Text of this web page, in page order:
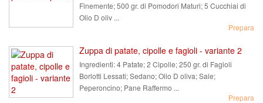
Finemente; 500 gr. di Pomodori Maturi; 5 Cucchiai di
Olio D oliv ...
Prepara
Zuppa di patate, cipolle e fagioli - variante 2
Ingredienti:4 Patate; 2 Cipolle; 250 gr. di Fagioli
Borlotti Lessati; Sedano; Olio D oliva; Sale;
Peperoncino; Pane Raffermo ...
Prepara